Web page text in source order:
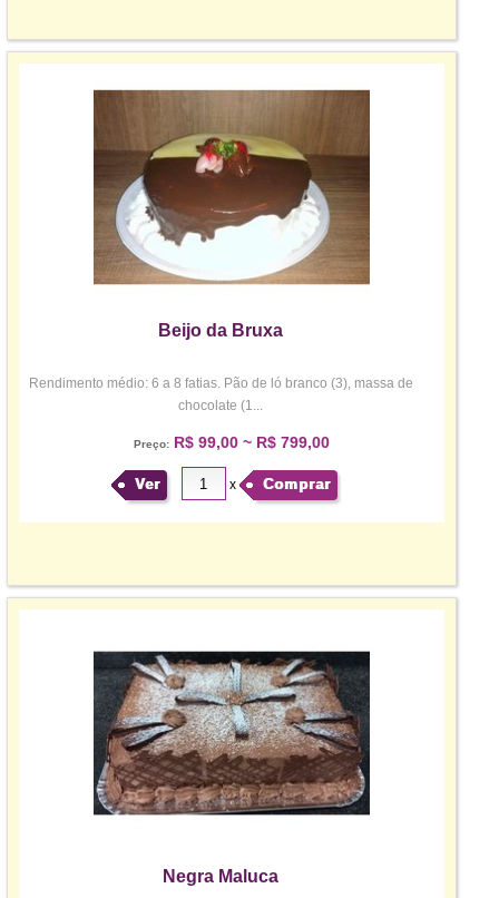
Beijo da Bruxa
Rendimento médio: 6 a 8 fatias. Pão de ló branco (3), massa de
chocolate (1...
Preço:R$ 99,00 ~ R$ 799,00
Ver x Comprar
Negra Maluca